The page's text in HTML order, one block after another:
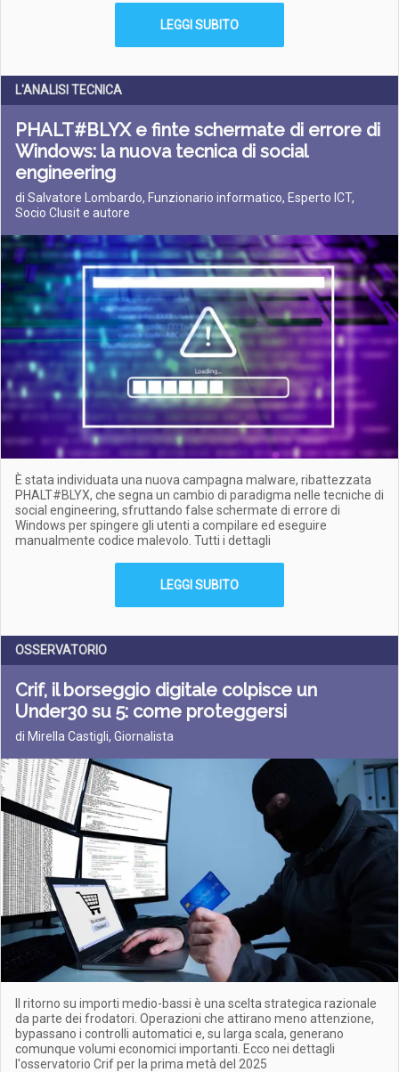
LEGGI SUBITO
L'ANALISI TECNICA
PHALT#BLYX e finte schermate di errore di
Windows: la nuova tecnica di social
engineering
di Salvatore Lombardo, Funzionario informatico, Esperto ICT,
Socio Clusit e autore
È stata individuata una nuova campagna malware, ribattezzata
PHALT#BLYX, che segna un cambio di paradigma nelle tecniche di
social engineering, sfruttando false schermate di errore di
Windows per spingere gli utenti a compilare ed eseguire
manualmente codice malevolo. Tutti i dettagli
LEGGI SUBITO
OSSERVATORIO
Crif, il borseggio digitale colpisce un
Under30 su 5: come proteggersi
di Mirella Castigli, Giornalista
Il ritorno su importi medio-bassi è una scelta strategica razionale
da parte dei frodatori. Operazioni che attirano meno attenzione,
bypassano i controlli automatici e, su larga scala, generano
comunque volumi economici importanti. Ecco nei dettagli
l'osservatorio Crif per la prima metà del 2025